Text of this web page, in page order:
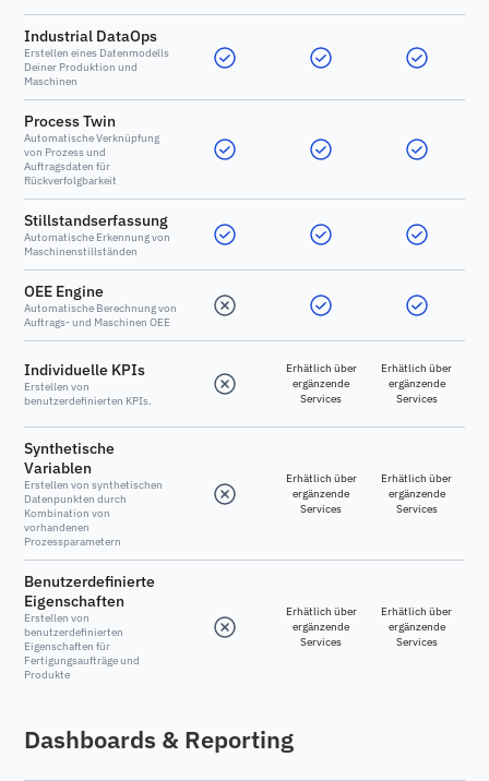
Industrial DataOps
Erstellen eines Datenmodells
Deiner Produktion und
Maschinen
Process Twin
Automatische Verknüpfung
von Prozess und
Auftragsdaten für
Rückverfolgbarkeit
Stillstandserfassung
Automatische Erkennung von
Maschinenstillständen
OEE Engine
Automatische Berechnung von
Auftrags- und Maschinen OEE
Individuelle KPIs
Erstellen von
benutzerdefinierten KPIs.
Erhätlich über
ergänzende
Services
Erhätlich über
ergänzende
Services
Synthetische
Variablen
Erstellen von synthetischen
Datenpunkten durch
Kombination von
vorhandenen
Prozessparametern
Erhätlich über
ergänzende
Services
Erhätlich über
ergänzende
Services
Benutzerdefinierte
Eigenschaften
Erstellen von
benutzerdefinierten
Eigenschaften für
Fertigungsaufträge und
Produkte
Erhätlich über
ergänzende
Services
Erhätlich über
ergänzende
Services
Dashboards & Reporting